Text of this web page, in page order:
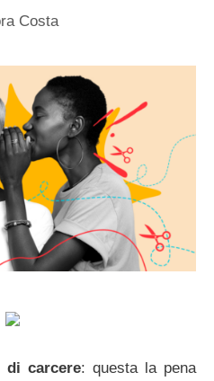
Costa
di carcere: questa la pena